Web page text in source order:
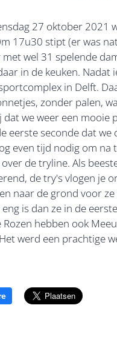
27 oktober 2021
17u30 stipt (er was
met wel 31 spelende
in de keuken. Nadat
in Delft.
zonder palen,
dat we weer een mooie
eerste seconde dat
even tijd nodig om na
over de tryline. Als
de try's vlogen je
naar de grond voor
is dan ze in de
Rozen hebben ook
werd een prachtige